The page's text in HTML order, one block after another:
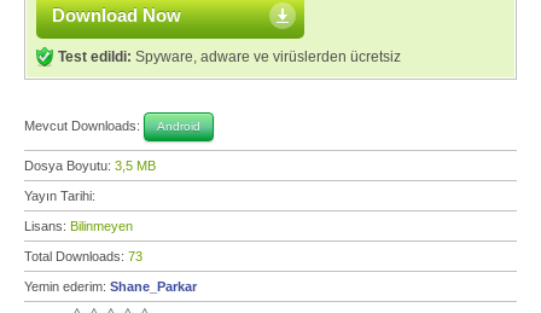
Download Now
Test edildi: Spyware, adware ve virüslerden ücretsiz
Mevcut Downloads: Android
Dosya Boyutu: 3,5 MB
Yayın Tarihi:
Lisans: Bilinmeyen
Total Downloads: 73
Yemin ederim: Shane_Parkar